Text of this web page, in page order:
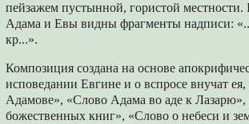
пейзажем пустынной, гористой местности.
Адама и Евы видны фрагменты надписи:
кр...».
Композиция создана на основе
исповедании Евгине и о вспросе внучат ея,
Адамове», «Слово Адама во аде к
божественных книг», «Слово о небеси и